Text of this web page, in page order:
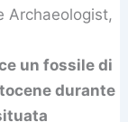
Archaeologist,
un fossile di
durante